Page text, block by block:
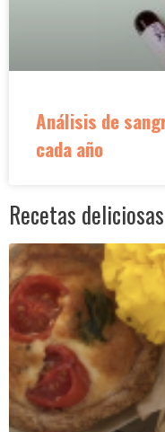
Análisis de
cada año
Recetas